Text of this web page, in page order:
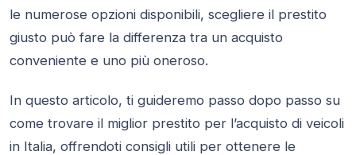
le numerose opzioni disponibili, scegliere il prestito
giusto può fare la differenza tra un acquisto
conveniente e uno più oneroso.
In questo articolo, ti guideremo passo dopo passo su
come trovare il miglior prestito per l’acquisto di veicoli
in Italia, offrendoti consigli utili per ottenere le